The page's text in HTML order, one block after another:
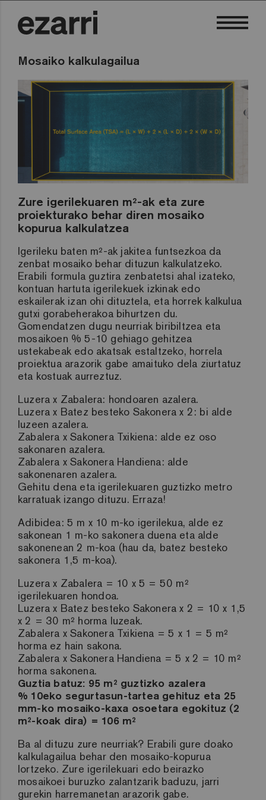
Mosaiko kalkulagailua
Zure igerilekuaren m²-ak eta zure
proiekturako behar diren mosaiko
kopurua kalkulatzea
Igerileku baten m²-ak jakitea funtsezkoa da
zenbat mosaiko behar dituzun kalkulatzeko.
Erabili formula guztira zenbatetsi ahal izateko,
kontuan hartuta igerilekuek izkinak edo
eskailerak izan ohi dituztela, eta horrek kalkulua
gutxi gorabeherakoa bihurtzen du.
Gomendatzen dugu neurriak biribiltzea eta
mosaikoen % 5-10 gehiago gehitzea
ustekabeak edo akatsak estaltzeko, horrela
proiektua arazorik gabe amaituko dela ziurtatuz
eta kostuak aurreztuz.
Luzera x Zabalera: hondoaren azalera.
Luzera x Batez besteko Sakonera x 2: bi alde
luzeen azalera.
Zabalera x Sakonera Txikiena: alde ez oso
sakonaren azalera.
Zabalera x Sakonera Handiena: alde
sakonenaren azalera.
Gehitu dena eta igerilekuaren guztizko metro
karratuak izango dituzu. Erraza!
Adibidea: 5 m x 10 m-ko igerilekua, alde ez
sakonean 1 m-ko sakonera duena eta alde
sakonenean 2 m-koa (hau da, batez besteko
sakonera 1,5 m-koa).
Luzera x Zabalera = 10 x 5 = 50 m²
igerilekuaren hondoa.
Luzera x Batez besteko Sakonera x 2 = 10 x 1,5
x 2 = 30 m² horma luzeak.
Zabalera x Sakonera Txikiena = 5 x 1 = 5 m²
horma ez hain sakona.
Zabalera x Sakonera Handiena = 5 x 2 = 10 m²
horma sakonena.
Guztia batuz: 95 m² guztizko azalera
% 10eko segurtasun-tartea gehituz eta 25
mm-ko mosaiko-kaxa osoetara egokituz (2
m²-koak dira) = 106 m²
Ba al dituzu zure neurriak? Erabili gure doako
kalkulagailua behar den mosaiko-kopurua
lortzeko. Zure igerilekuari edo beirazko
mosaikoei buruzko zalantzarik baduzu, jarri
gurekin harremanetan arazorik gabe.